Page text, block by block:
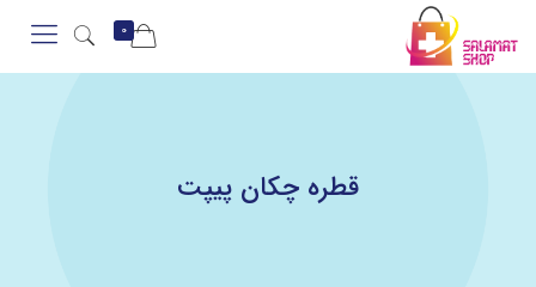
0
قطره چکان پیپت